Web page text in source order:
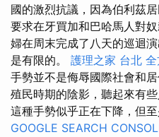
國的激烈抗議，因為伯利茲
要求在牙買加和巴哈馬人對
婦在周末完成了八天的巡迴
是有限的。 護理之家 台北
手勢並不是侮辱國際社會和
殖民時期的陰影，聽起來有
這種手勢似乎正在下降，但至
GOOGLE SEARCH